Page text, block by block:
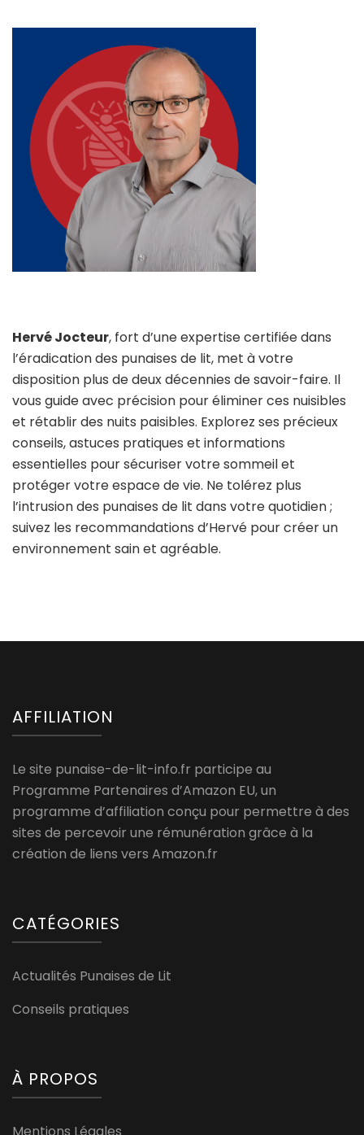
Hervé Jocteur, fort d’une expertise certifiée dans
l’éradication des punaises de lit, met à votre
disposition plus de deux décennies de savoir-faire. Il
vous guide avec précision pour éliminer ces nuisibles
et rétablir des nuits paisibles. Explorez ses précieux
conseils, astuces pratiques et informations
essentielles pour sécuriser votre sommeil et
protéger votre espace de vie. Ne tolérez plus
l’intrusion des punaises de lit dans votre quotidien ;
suivez les recommandations d’Hervé pour créer un
environnement sain et agréable.
AFFILIATION
Le site punaise-de-lit-info.fr participe au
Programme Partenaires d’Amazon EU, un
programme d’affiliation conçu pour permettre à des
sites de percevoir une rémunération grâce à la
création de liens vers Amazon.fr
CATÉGORIES
Actualités Punaises de Lit
Conseils pratiques
À PROPOS
Mentions Légales